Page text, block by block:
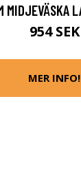
MIDJEVÄSKA
954 SEK
MER INFO!